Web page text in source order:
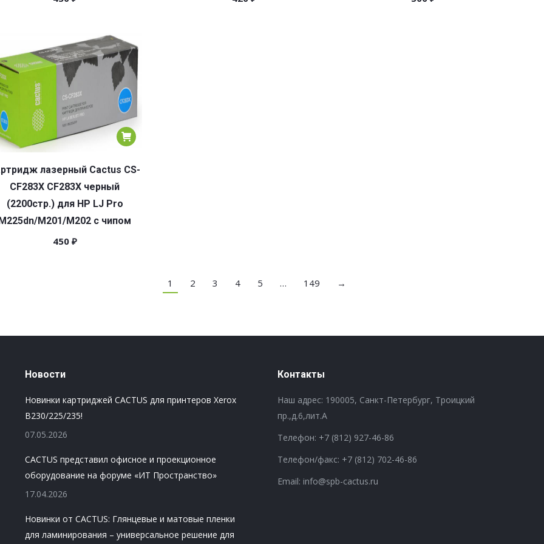
лазерный Cactus CS-
CF283X CF283X черный
(2200стр.) для HP LJ Pro
M201/M202 с чипом
450 ₽
1 2 3 4 5 … 149 →
Новости
Новинки картриджей CACTUS для принтеров Xerox
B230/225/235!
07.05.2026
CACTUS представил офисное и проекционное
оборудование на форуме «ИТ Пространство»
17.04.2026
Новинки от CACTUS: Глянцевые и матовые пленки
для ламинирования – универсальное решение для
Контакты
Наш адрес: 190005, Санкт-Петербург, Троицкий
пр.,д.6,лит.А
Телефон: +7 (812) 927-46-86
Телефон/факс: +7 (812) 702-46-86
Email: info@spb-cactus.ru